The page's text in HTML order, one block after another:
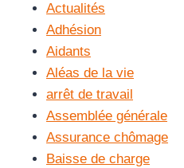
Actualités
Adhésion
Aidants
Aléas de la vie
arrêt de travail
Assemblée générale
Assurance chômage
Baisse de charge